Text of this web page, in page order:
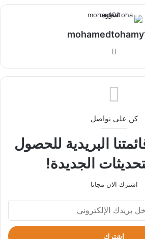
كن على تواصل
البريدية للحصول
الجديدة!
اشترك الان مجانا